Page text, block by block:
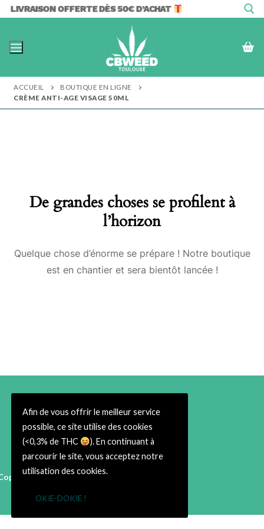
Aller
contenu
LIVRAISON OFFERTE DÈS 50€ D’ACHAT
Rechercher :
ACCUEIL
BOUTIQUE EN LIGNE
CRÈME ANTI-AGE VISAGE 50ML
De grandes choses se profilent à
l’horizon
Quelque chose d’énorme se prépare ! Notre boutique
est en chantier et sera bientôt lancée !
© 2026 Cbweed Shop Toulouse
Afin de vous offrir le meilleur service
possible, ce site utilise des cookies
(<0,3% de THC
). En continuant à
parcourir le site, vous acceptez notre
utilisation des cookies.
OKIE-DOKIE !